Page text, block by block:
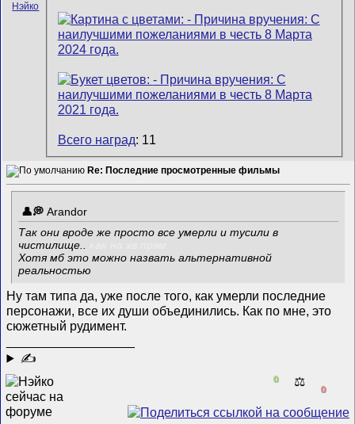
Всего наград: 11
Re: Последние просмотренные фильмы
Arandor
Так они вроде же просто все умерли и тусили в
чистилище..
Хотя мб это можно назвать альтернативной
реальностью
Ну там типа да, уже после того, как умерли последние
персонажи, все их души объединились. Как по мне, это
сюжетный рудимент.
✍
0 ⚖️
0